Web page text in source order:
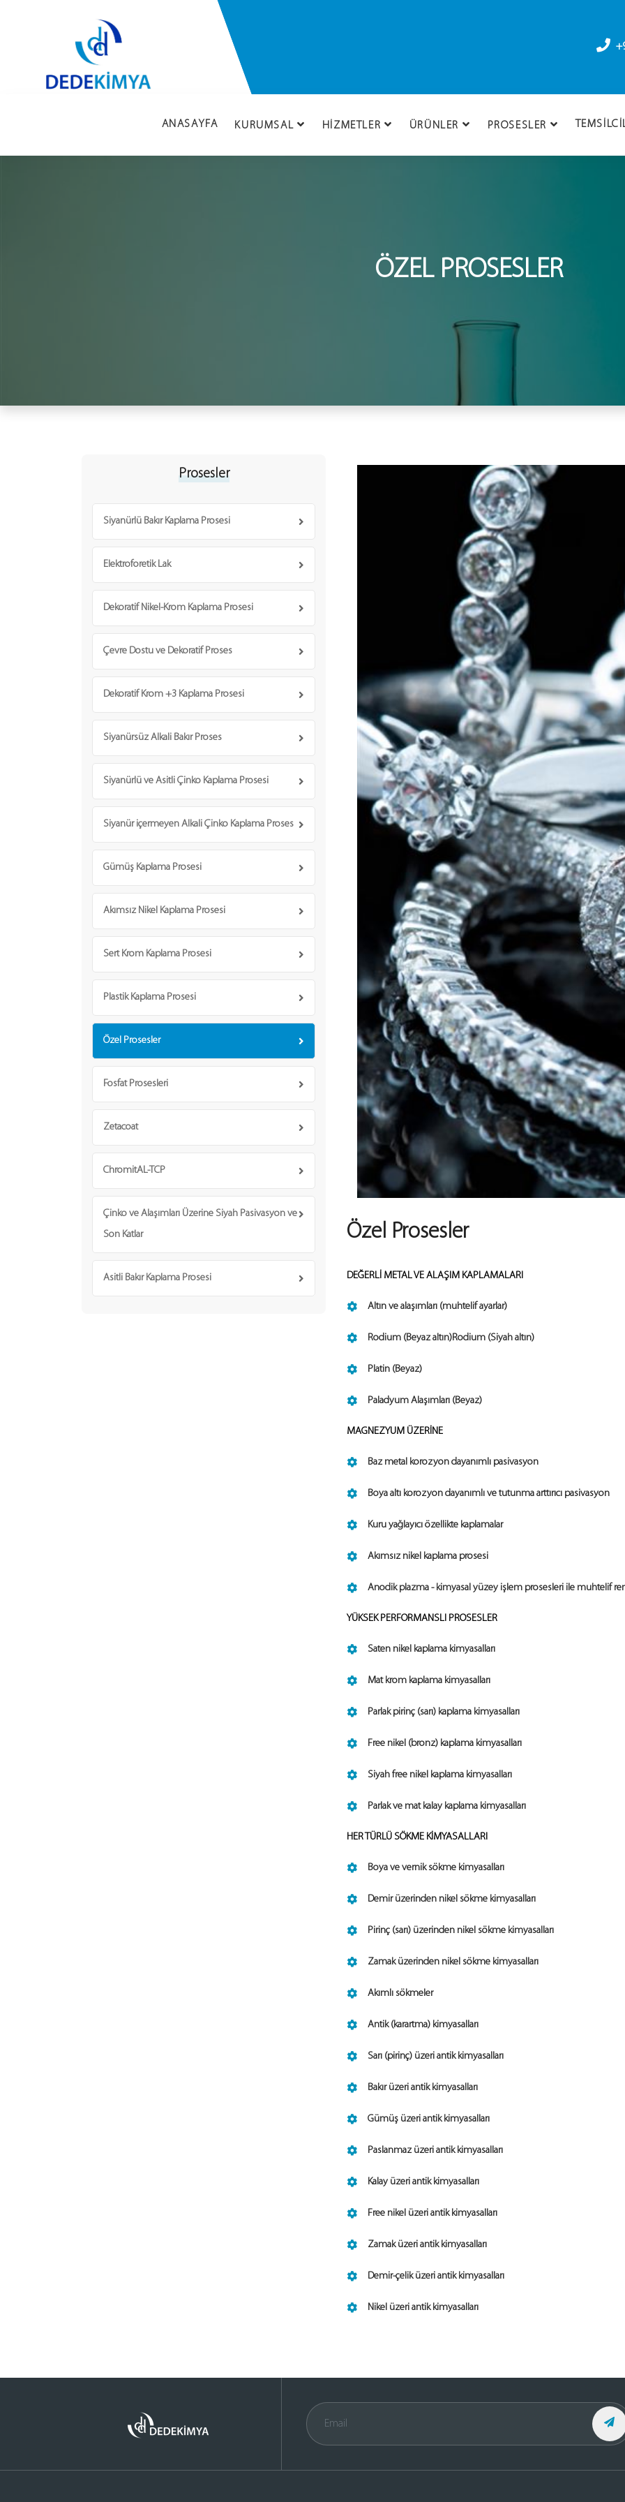
ANASAYFA KURUMSAL HIZMETLER ÜRÜNLER PROSESLER
ÖZEL PROSESLER
Prosesler
Siyanürlü Bakır Kaplama Prosesi
Elektroforetik Lak
Dekoratif Nikel-Krom Kaplama Prosesi
Çevre Dostu ve Dekoratif Proses
Dekoratif Krom +3 Kaplama Prosesi
Siyanürsüz Alkali Bakır Proses
Siyanürlü ve Asitli Çinko Kaplama Prosesi
Siyanür içermeyen Alkali Çinko Kaplama Proses
Gümüş Kaplama Prosesi
Akımsız Nikel Kaplama Prosesi
Sert Krom Kaplama Prosesi
Plastik Kaplama Prosesi
Özel Prosesler
Fosfat Prosesleri
Zetacoat
ChromitAL-TCP
Çinko ve Alaşımları Üzerine Siyah Pasivasyon ve
Son Katlar
Asitli Bakır Kaplama Prosesi
Özel Prosesler
DEĞERLİ METAL VE ALAŞIM KAPLAMALARI
Altın ve alaşımları (muhtelif ayarlar)
Rodium (Beyaz altın)Rodium (Siyah altın)
Platin (Beyaz)
Paladyum Alaşımları (Beyaz)
MAGNEZYUM ÜZERİNE
Baz metal korozyon dayanımlı pasivasyon
Boya altı korozyon dayanımlı ve tutunma arttırıcı pasivasyon
Kuru yağlayıcı özellikte kaplamalar
Akımsız nikel kaplama prosesi
Anodik plazma - kimyasal yüzey işlem prosesleri ile muhtelif
YÜKSEK PERFORMANSLI PROSESLER
Saten nikel kaplama kimyasalları
Mat krom kaplama kimyasalları
Parlak pirinç (sarı) kaplama kimyasalları
Free nikel (bronz) kaplama kimyasalları
Siyah free nikel kaplama kimyasalları
Parlak ve mat kalay kaplama kimyasalları
HER TÜRLÜ SÖKME KİMYASALLARI
Boya ve vernik sökme kimyasalları
Demir üzerinden nikel sökme kimyasalları
Pirinç (sarı) üzerinden nikel sökme kimyasalları
Zamak üzerinden nikel sökme kimyasalları
Akımlı sökmeler
Antik (karartma) kimyasalları
Sarı (pirinç) üzeri antik kimyasalları
Bakır üzeri antik kimyasalları
Gümüş üzeri antik kimyasalları
Paslanmaz üzeri antik kimyasalları
Kalay üzeri antik kimyasalları
Free nikel üzeri antik kimyasalları
Zamak üzeri antik kimyasalları
Demir-çelik üzeri antik kimyasalları
Nikel üzeri antik kimyasalları